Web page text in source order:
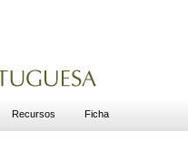
Recursos Ficha